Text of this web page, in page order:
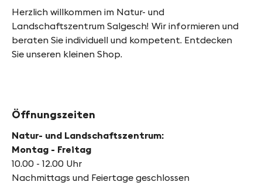
Herzlich willkommen im Natur- und
Landschaftszentrum Salgesch! Wir informieren und
beraten Sie individuell und kompetent. Entdecken
Sie unseren kleinen Shop.
Öffnungszeiten
Natur- und Landschaftszentrum:
Montag - Freitag
10.00 - 12.00 Uhr
Nachmittags und Feiertage geschlossen